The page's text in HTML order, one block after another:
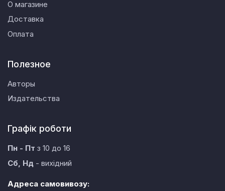
О магазине
Доставка
Оплата
Полезное
Авторы
Издательства
Графік роботи
Пн - Пт з 10 до 16
Сб, Нд - вихідний
Адреса самовивозу: